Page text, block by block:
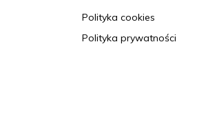
Polityka cookies
Polityka prywatności